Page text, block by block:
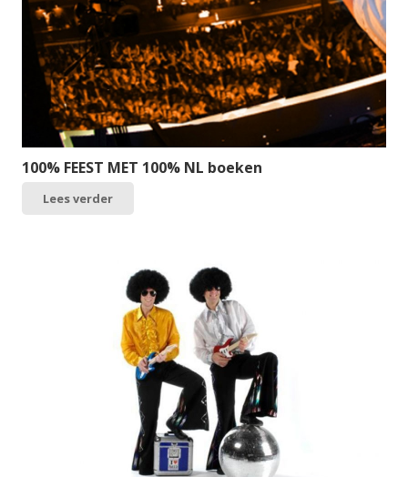
100% FEEST MET 100% NL boeken
Lees verder